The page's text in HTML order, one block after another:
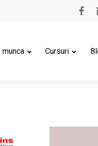
munca Cursuri